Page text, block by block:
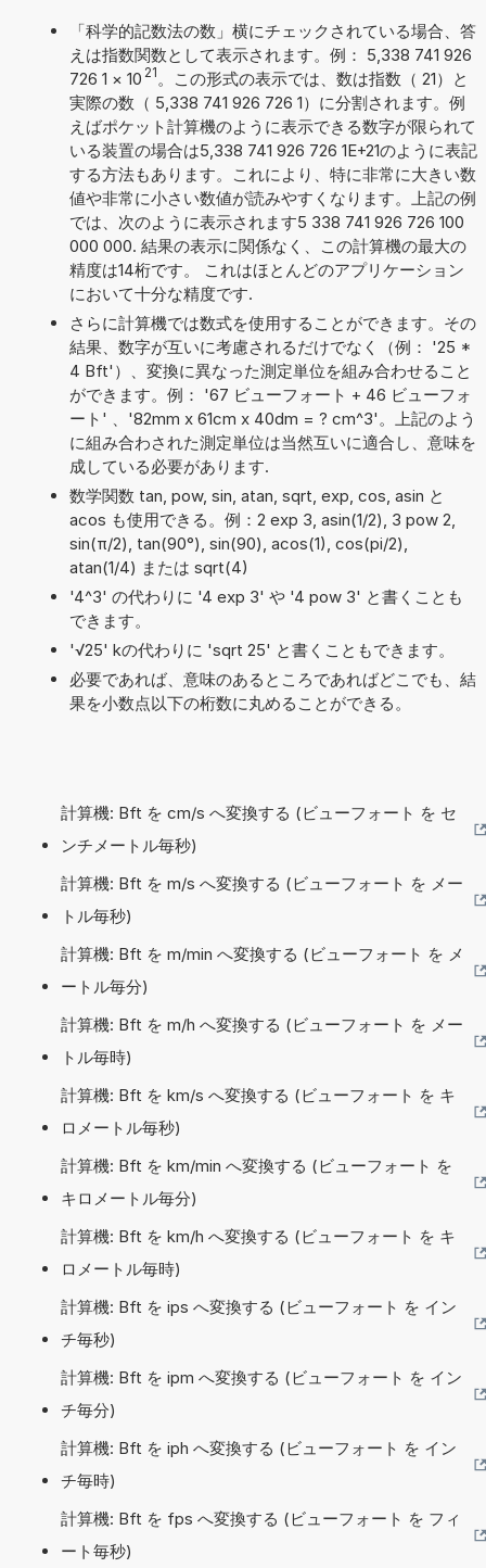
「科学的記数法の数」横にチェックされている場合、答
えは指数関数として表示されます。例： 5,338 741 926
726 1 × 10 21 。この形式の表示では、数は指数（ 21）と
実際の数（ 5,338 741 926 726 1）に分割されます。例
えばポケット計算機のように表示できる数字が限られて
いる装置の場合は5,338 741 926 726 1E+21のように表記
する方法もあります。これにより、特に非常に大きい数
値や非常に小さい数値が読みやすくなります。上記の例
では、次のように表示されます5 338 741 926 726 100
000 000. 結果の表示に関係なく、この計算機の最大の
精度は14桁です。 これはほとんどのアプリケーション
において十分な精度です.
さらに計算機では数式を使用することができます。その
結果、数字が互いに考慮されるだけでなく（例： '25 *
4 Bft'）、変換に異なった測定単位を組み合わせること
ができます。例： '67 ビューフォート + 46 ビューフォ
ート' 、'82mm x 61cm x 40dm = ? cm^3'。上記のよう
に組み合わされた測定単位は当然互いに適合し、意味を
成している必要があります.
数学関数 tan, pow, sin, atan, sqrt, exp, cos, asin と
acos も使用できる。例：2 exp 3, asin(1/2), 3 pow 2,
sin(π/2), tan(90°), sin(90), acos(1), cos(pi/2),
atan(1/4) または sqrt(4)
'4^3' の代わりに '4 exp 3' や '4 pow 3' と書くことも
できます。
'√25' kの代わりに 'sqrt 25' と書くこともできます。
必要であれば、意味のあるところであればどこでも、結
果を小数点以下の桁数に丸めることができる。
計算機: Bft を cm/s へ変換する (ビューフォート を セ
ンチメートル毎秒)
計算機: Bft を m/s へ変換する (ビューフォート を メー
トル毎秒)
計算機: Bft を m/min へ変換する (ビューフォート を メ
ートル毎分)
計算機: Bft を m/h へ変換する (ビューフォート を メー
トル毎時)
計算機: Bft を km/s へ変換する (ビューフォート を キ
ロメートル毎秒)
計算機: Bft を km/min へ変換する (ビューフォート を
キロメートル毎分)
計算機: Bft を km/h へ変換する (ビューフォート を キ
ロメートル毎時)
計算機: Bft を ips へ変換する (ビューフォート を イン
チ毎秒)
計算機: Bft を ipm へ変換する (ビューフォート を イン
チ毎分)
計算機: Bft を iph へ変換する (ビューフォート を イン
チ毎時)
計算機: Bft を fps へ変換する (ビューフォート を フィ
ート毎秒)